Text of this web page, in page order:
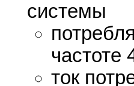
системы
частоте
ток